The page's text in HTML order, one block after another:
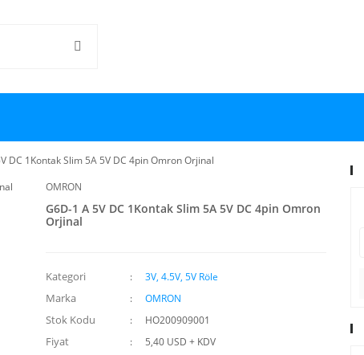
DC 1Kontak Slim 5A 5V DC 4pin Omron Orjinal
OMRON
G6D-1 A 5V DC 1Kontak Slim 5A 5V DC 4pin Omron
Orjinal
Kategori 3V, 4.5V, 5V Röle
Marka OMRON
Stok Kodu HO200909001
Fiyat
5,40 USD + KDV